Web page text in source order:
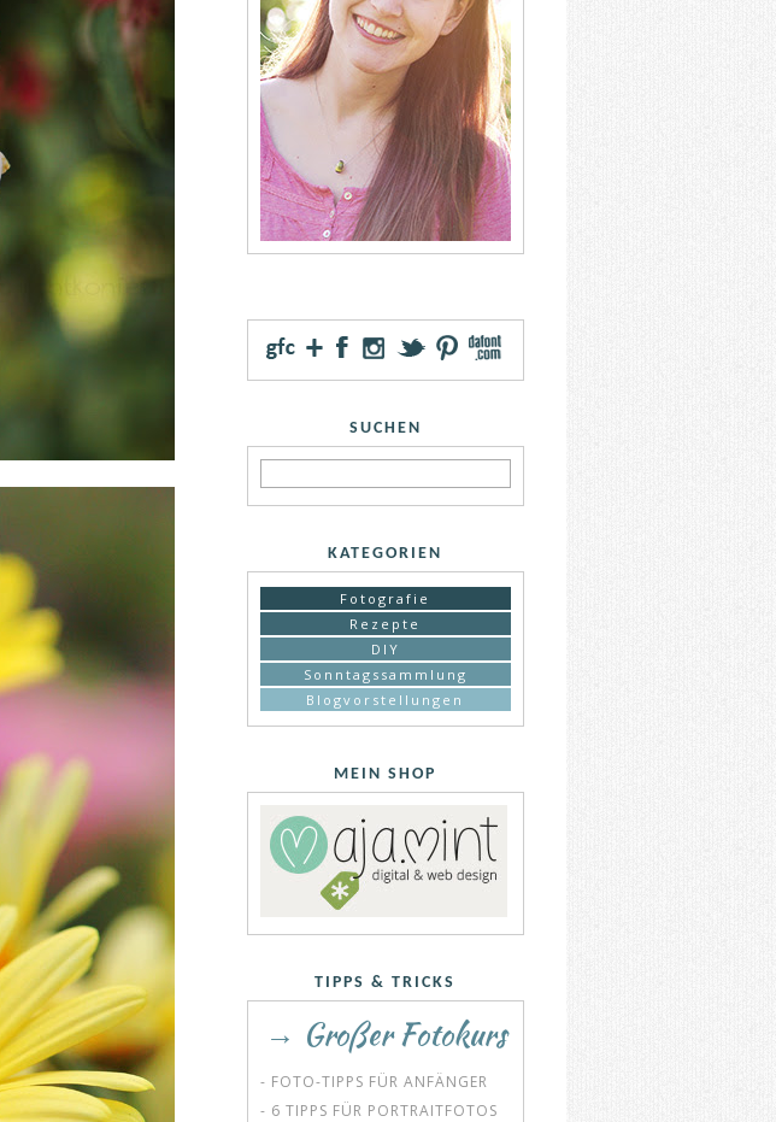
SUCHEN
KATEGORIEN
Fotografie
Rezepte
DIY
Sonntagssammlung
Blogvorstellungen
MEIN SHOP
TIPPS & TRICKS
→ Großer Fotokurs
- FOTO-TIPPS FÜR ANFÄNGER
- 6 TIPPS FÜR PORTRAITFOTOS